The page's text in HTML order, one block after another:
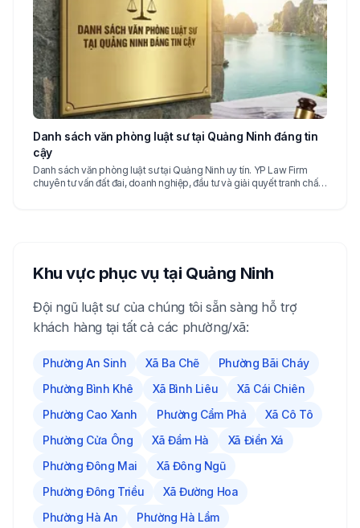
Danh sách văn phòng luật sư tại Quảng Ninh đáng tin
cậy
Danh sách văn phòng luật sư tại Quảng Ninh uy tín. YP Law Firm
chuyên tư vấn đất đai, doanh nghiệp, đầu tư và giải quyết tranh chấp
Khu vực phục vụ tại Quảng Ninh
Đội ngũ luật sư của chúng tôi sẵn sàng hỗ trợ
khách hàng tại tất cả các phường/xã:
Phường An Sinh Xã Ba Chẽ
Phường Bãi Cháy
Phường Bình Khê
Xã Bình Liêu
Xã Cái Chiên
Phường Cao Xanh
Phường Cẩm Phả
Xã Cô Tô
Phường Cửa Ông
Xã Đầm Hà
Xã Điền Xá
Phường Đông Mai
Xã Đông Ngũ
Phường Đông Triều
Xã Đường Hoa
Phường Hà An
Phường Hà Lầm